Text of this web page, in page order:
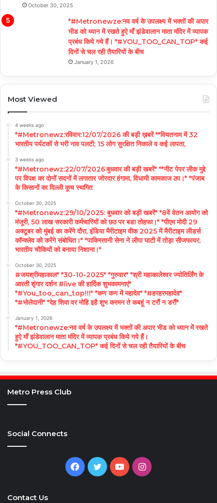
October 30, 2025
*#Metronewze:नव वर्ष के उपलक्ष्य में भक्तों की अपार
भीड को ध्यान में रखते हुऐ माँ झंडेवालान माता मंदिर में व्यापक
प्रबंध किये गये हैं। *#YOU_TOO_CAN_TOP* कई
दिनों से चल रही तैयारियों के बीच
January 1, 2026
Most Viewed
4 weeks ago
*#Metronewz:रविवार:12/07/2026 की बड़ी ख़बरें **वियतनाम में 32
भारतीय पर्यटकों से भरी नाव पलटी; 15 लोग सुरक्षित निकाले व कई लापता,
3 weeks ago
*#Metronewz:22/07/2026:बुधवार की बड़ी खबरें* **नीट पेपर लीक मुद्दे
पर विपक्ष का दोनों सदनों में लगातार जोरदार हंगामा, विधायी कामकाज ठप।* *पंजाब
के किसानों का दिल्ली कूच स्थगित
October 30, 2025
*#Metronewz:29/10/2025: बुधवार को बड़ी खबरें* *8वें वेतन आयोग को
मंजूरी, 50 लाख सरकारी कर्मचारियों को छठ पर बडा तोहफा।* *पीएम मोदी 29
अक्टूबर को मुंबई का करेंगे दौरा, इंडिया मैरीटाइम वीक 2025 में मैरीटाइम लीडर्स
कॉन्क्लेव को करेंगे संबोधित।* *पाकिस्तानी सेना ने लीपा घाटी में तोड़ा सीजफायर,
भारतीय चौकियों को बनाया निशाना।*
October 30, 2025
#जयश्रीमहाकाल* *30-10-2025* *गुरुवार* *श्री महाकालेश्वर ज्योतिर्लिंग के
आरती शृंगार दर्शन #live की हार्दिक शुभकामनाएं*
*#You_too_can_top!!!* *कण कण में महादेव* *#हरहरमहादेव*
*#भोलेदानी* *देह शिवा वर मोहि इहै शुभ करमन ते कबहूं न टरौं न डरौं*
January 1, 2026
*#Metronewze:नव वर्ष के उपलक्ष्य में भक्तों की अपार भीड को ध्यान में रखते
हुऐ माँ झंडेवालान माता मंदिर में व्यापक प्रबंध किये गये हैं।
*#YOU_TOO_CAN_TOP* कई दिनों से चल रही तैयारियों के बीच
Metro Press Club
Social Connects
Facebook
TwitterYouTubeInstagram
Contact Us